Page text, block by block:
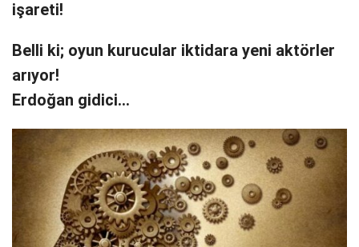
işareti!
Belli ki; oyun kurucular iktidara yeni aktörler
arıyor!
Erdoğan gidici…